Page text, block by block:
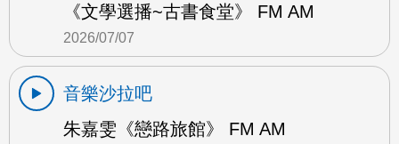
《文學選播~古書食堂》 FM AM
2026/07/07
音樂沙拉吧
朱嘉雯《戀路旅館》 FM AM